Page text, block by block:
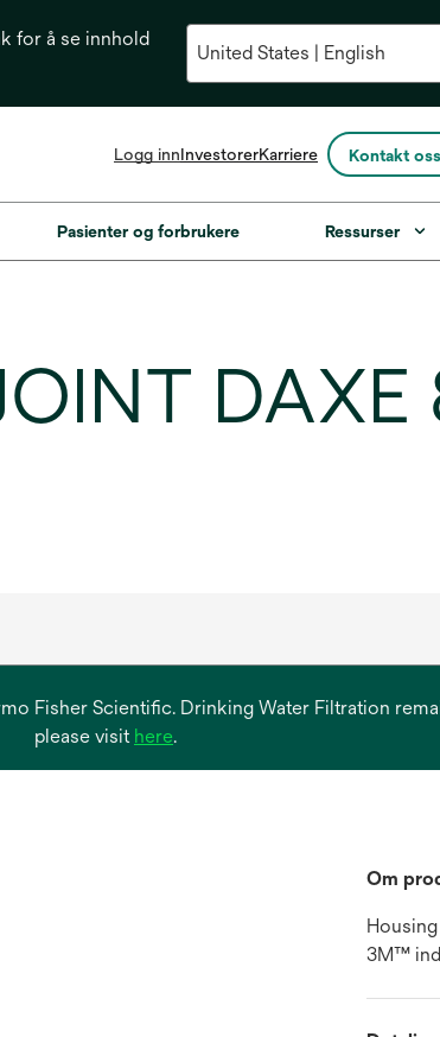
for å se innhold
Logg innInvestoreropens
a
Karriere Kontakt oss
Pasienter og forbrukere Ressurser
DAXE
Fisher Scientific. Drinking Water Filtration
please visit hereopens
.
Om
3M™